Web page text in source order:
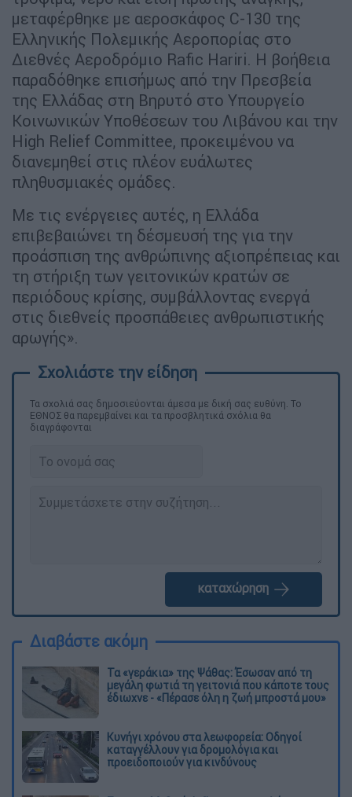
μεταφέρθηκε με αεροσκάφος C-130 της
Ελληνικής Πολεμικής Αεροπορίας στο
Διεθνές Αεροδρόμιο Rafic Hariri. Η βοήθεια
παραδόθηκε επισήμως από την Πρεσβεία
της Ελλάδας στη Βηρυτό στο Υπουργείο
Κοινωνικών Υποθέσεων του Λιβάνου και την
High Relief Committee, προκειμένου να
διανεμηθεί στις πλέον ευάλωτες
πληθυσμιακές ομάδες.
Με τις ενέργειες αυτές, η Ελλάδα
επιβεβαιώνει τη δέσμευσή της για την
προάσπιση της ανθρώπινης αξιοπρέπειας και
τη στήριξη των γειτονικών κρατών σε
περιόδους κρίσης, συμβάλλοντας ενεργά
στις διεθνείς προσπάθειες ανθρωπιστικής
αρωγής».
Τα σχολιά σας δημοσιεύονται άμεσα με δική σας ευθύνη. Το
ΕΘΝΟΣ θα παρεμβαίνει και τα προσβλητικά σχόλια θα
διαγράφονται
καταχώρηση
Διαβάστε ακόμη
Τα «γεράκια» της Ψάθας: Έσωσαν από τη
μεγάλη φωτιά τη γειτονιά που κάποτε τους
έδιωχνε - «Πέρασε όλη η ζωή μπροστά μου»
Κυνήγι χρόνου στα λεωφορεία: Οδηγοί
καταγγέλλουν για δρομολόγια και
προειδοποιούν για κινδύνους